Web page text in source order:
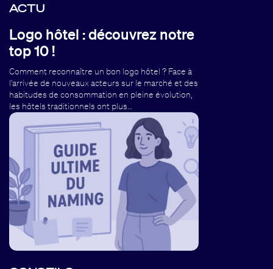
ACTU
Logo hôtel : découvrez notre
top 10 !
Comment reconnaître un bon logo hôtel ? Face à
l'arrivée de nouveaux acteurs sur le marché et des
habitudes de consommation en pleine évolution,
les hôtels traditionnels ont plus…